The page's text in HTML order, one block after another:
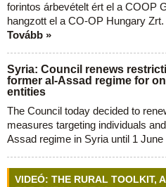
forintos árbevételt ért el a COOP
hangzott el a CO-OP Hungary
Tovább »
Syria: Council renews
former al-Assad regime for
entities
The Council today decided to
measures targeting individuals
Assad regime in Syria until 1 June
VIDEÓ: THE RURAL TOOLKIT,